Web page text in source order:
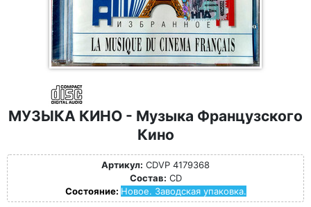
МУЗЫКА КИНО - Музыка Французского
Кино
Артикул: CDVP 4179368
Состав: CD
Состояние: Новое. Заводская упаковка.